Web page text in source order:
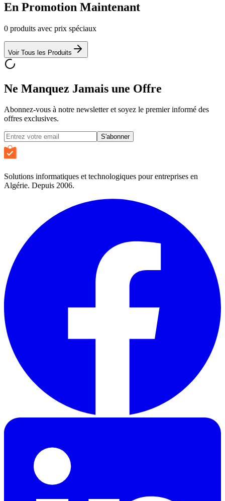
En Promotion Maintenant
0 produits avec prix spéciaux
Voir Tous les Produits
Ne Manquez Jamais une Offre
Abonnez-vous à notre newsletter et soyez le premier informé des
offres exclusives.
S'abonner
Solutions informatiques et technologiques pour entreprises en
Algérie. Depuis 2006.